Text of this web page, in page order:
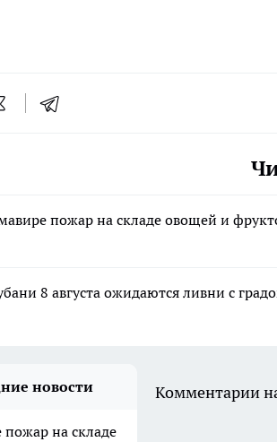
пожар на складе овощей и
8 августа ожидаются ливни с
новости
на складе
Комментарии